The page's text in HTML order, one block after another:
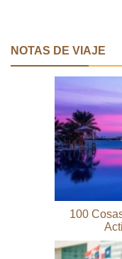
NOTAS DE VIAJE
100